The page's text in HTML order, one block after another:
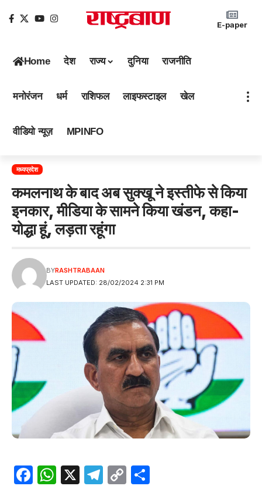
E-paper
Home देश राज्य दुनिया राजनीति
मनोरंजन धर्म राशिफल लाइफस्टाइल खेल
वीडियो न्यूज़ MPINFO
मध्यप्रदेश
कमलनाथ के बाद अब सुक्खू ने इस्तीफे से किया
इनकार, मीडिया के सामने किया खंडन, कहा-
योद्धा हूं, लड़ता रहूंगा
LAST UPDATED: 28/02/2024 2:31 PM
BYRASHTRABAAN
Facebook
WhatsApp
X Telegram
Copy